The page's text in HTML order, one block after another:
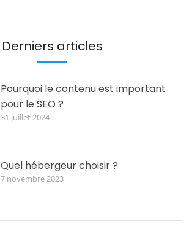
Derniers articles
Pourquoi le contenu est important
pour le SEO ?
31 juillet 2024
Quel hébergeur choisir ?
7 novembre 2023